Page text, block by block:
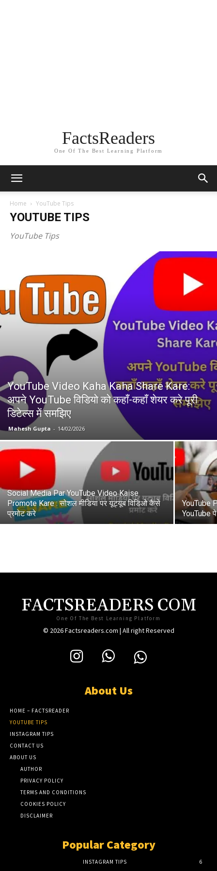
FactsReaders
One Of The Best Learning Platform
Home YouTube Tips
YOUTUBE TIPS
YouTube Tips
YouTube Video Kaha Kaha Share Kare:
अपने YouTube विडियो को कहाँ-कहाँ शेयर करे पूरी
डिटेल्स में समझिए
Mahesh Gupta - 14/02/2026
Social Media Par YouTube Video Kaise
Promote Kare : सोशल मीडिया पर यूट्यूब विडिओ कैसे
प्रमोट करे
YouTube
YouTube
FACTSREADERS COM
One Of The Best Learning Platform
© 2026 Factsreaders.com | All right Reserved
About Us
HOME – FACTSREADER
YOUTUBE TIPS
INSTAGRAM TIPS
CONTACT US
ABOUT US
AUTHOR
PRIVACY POLICY
TERMS AND CONDITIONS
COOKIES POLICY
DISCLAIMER
Popular Category
INSTAGRAM TIPS
6